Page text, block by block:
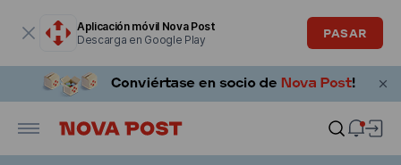
Aplicación móvil Nova Post
Descarga en Google Play
PASAR